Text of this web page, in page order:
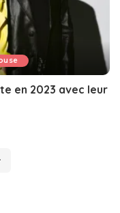
en 2023 avec leur